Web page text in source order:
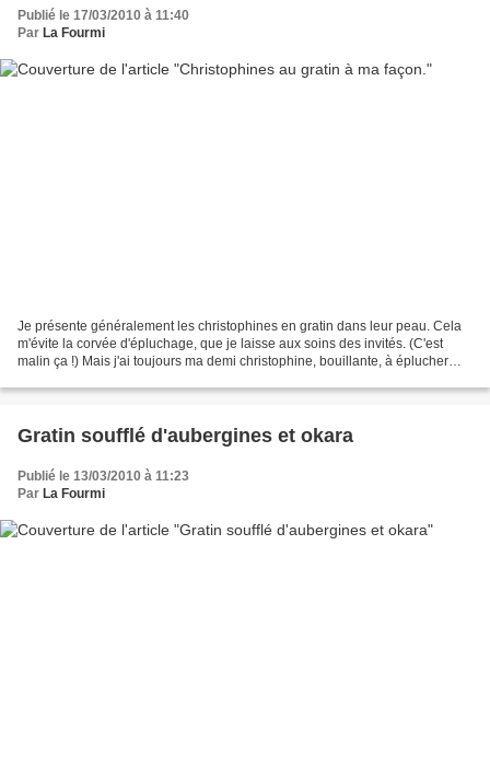
Publié le 17/03/2010 à 11:40
Par La Fourmi
Je présente généralement les christophines en gratin dans leur peau. Cela
m'évite la corvée d'épluchage, que je laisse aux soins des invités. (C'est
malin ça !) Mais j'ai toujours ma demi christophine, bouillante, à éplucher
Gratin soufflé d'aubergines et okara
Publié le 13/03/2010 à 11:23
Par La Fourmi